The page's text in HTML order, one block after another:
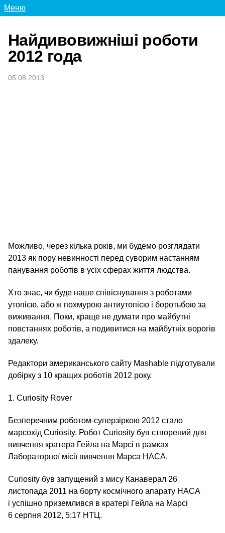
Меню
Найдивовижніші роботи
2012 года
05.08.2013
Можливо, через кілька років, ми будемо розглядати
2013 як пору невинності перед суворим настанням
панування роботів в усіх сферах життя людства.
Хто знає, чи буде наше співіснування з роботами
утопією, або ж похмурою антиутопією і боротьбою за
виживання. Поки, краще не думати про майбутні
повстаннях роботів, а подивитися на майбутніх ворогів
здалеку.
Редактори американського сайту Mashable підготували
добірку з 10 кращих роботів 2012 року.
1. Curiosity Rover
Безперечним роботом-суперзіркою 2012 стало
марсохід Curiosity. Робот Curiosity був створений для
вивчення кратера Гейла на Марсі в рамках
Лабораторної місії вивчення Марса НАСА.
Curiosity був запущений з мису Канаверал 26
листопада 2011 на борту космічного апарату НАСА
і успішно приземлився в кратері Гейла на Марсі
6 серпня 2012, 5:17 НТЦ.